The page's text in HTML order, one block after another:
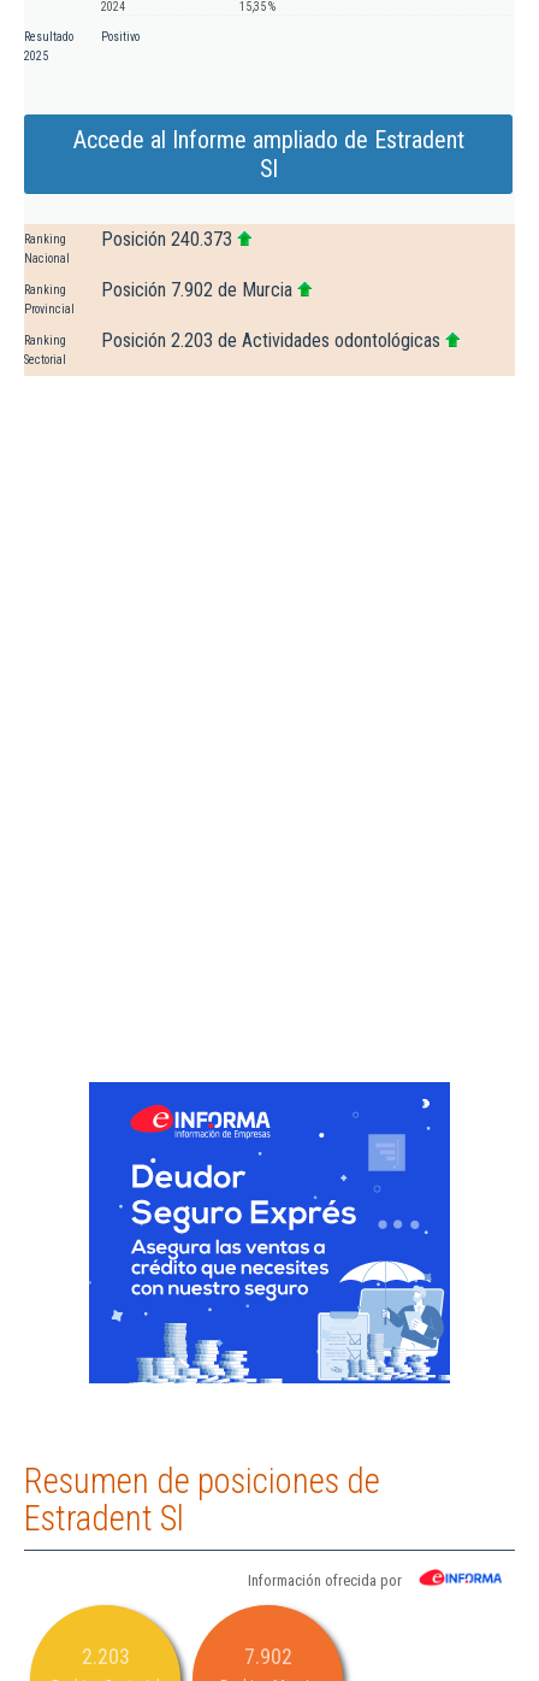
2024
15,35 %
Resultado
2025
Positivo
Accede al Informe ampliado de Estradent
Sl
Ranking
Nacional
Posición 240.373
Ranking
Provincial
Posición 7.902 de Murcia
Ranking
Sectorial
Posición 2.203 de Actividades odontológicas
Resumen de posiciones de
Estradent Sl
Información ofrecida por
2.203 7.902